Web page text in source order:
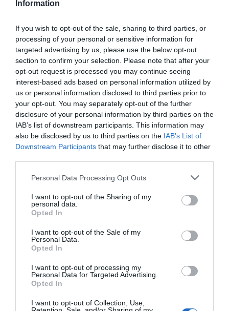
Information
If you wish to opt-out of the sale, sharing to third parties, or
processing of your personal or sensitive information for
targeted advertising by us, please use the below opt-out
section to confirm your selection. Please note that after your
opt-out request is processed you may continue seeing
interest-based ads based on personal information utilized by
us or personal information disclosed to third parties prior to
your opt-out. You may separately opt-out of the further
disclosure of your personal information by third parties on the
IAB’s list of downstream participants. This information may
also be disclosed by us to third parties on the IAB’s List of
Downstream Participants that may further disclose it to other
Personal Data Processing Opt Outs
I want to opt-out of the Sharing of my
personal data.
Opted In
I want to opt-out of the Sale of my
Personal Data.
Opted In
I want to opt-out of processing my
Personal Data for Targeted Advertising.
Opted In
I want to opt-out of Collection, Use,
Rodzaje noclegów
Wybór odpowiedniego noclegu w Słonecznym
Brzegu jest kluczowy dla komfortowego pobytu.
Można wybierać spośród hoteli, apartamentów w
wynajmie oraz hosteli. Każda z opcji ma swoje
zalety, a wśród hoteli wiele oferuje dodatkowe
udogodnienia, takie jak baseny, spa i restauracje.
Przed wyborem warto zapoznać się z recenzjami
oraz ocenami gości.
Lokalne jedzenie w Słonecznym
Słoneczny Brzeg to nie tylko plaża i hotele, ale
także bogata oferta gastronomiczna. W okolicy
można skosztować lokalnych specjałów, które
1. Owoce morza
Owoce morza to jedna z najpopularniejszych
pozycji w menu lokalnych restauracji. Świeże ryby,
kalmary czy małże serwowane są w wielu formach,
regionalnych specjałów, takich jak mussaka z